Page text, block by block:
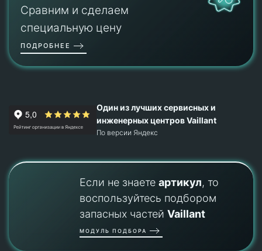
Сравним и сделаем
специальную цену
ПОДРОБНЕЕ
Один из лучших сервисных и
инженерных центров Vaillant
По версии Яндекс
Если не знаете артикул, то
воспользуйтесь подбором
запасных частей Vaillant
МОДУЛЬ ПОДБОРА